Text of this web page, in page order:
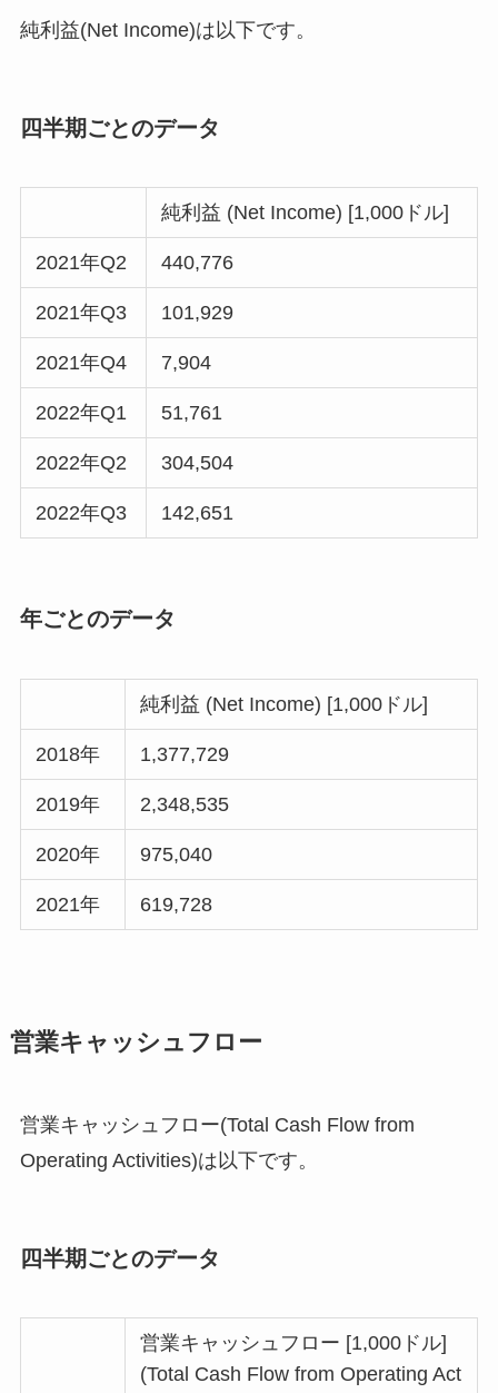
純利益(Net Income)は以下です。
四半期ごとのデータ
純利益 (Net Income) [1,000ドル]
2021年Q2 440,776
2021年Q3 101,929
2021年Q4 7,904
2022年Q1 51,761
2022年Q2 304,504
2022年Q3 142,651
年ごとのデータ
純利益 (Net Income) [1,000ドル]
2018年 1,377,729
2019年 2,348,535
2020年 975,040
2021年 619,728
営業キャッシュフロー
営業キャッシュフロー(Total Cash Flow from
Operating Activities)は以下です。
四半期ごとのデータ
営業キャッシュフロー [1,000ドル]
(Total Cash Flow from Operating Act